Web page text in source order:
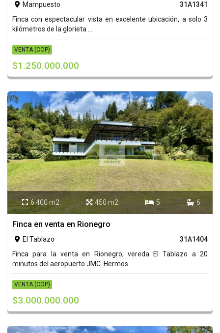
 Mampuesto
31A1341
Finca con espectacular vista en excelente ubicación, a solo 3
kilómetros de la glorieta ...
VENTA (COP)
$1.250.000.000
 6.400 m2  450 m2  5  6
Finca en venta en Rionegro
 El Tablazo
31A1404
Finca para la venta en Rionegro, vereda El Tablazo a 20
minutos del aeropuerto JMC. Hermos...
VENTA (COP)
$3.000.000.000